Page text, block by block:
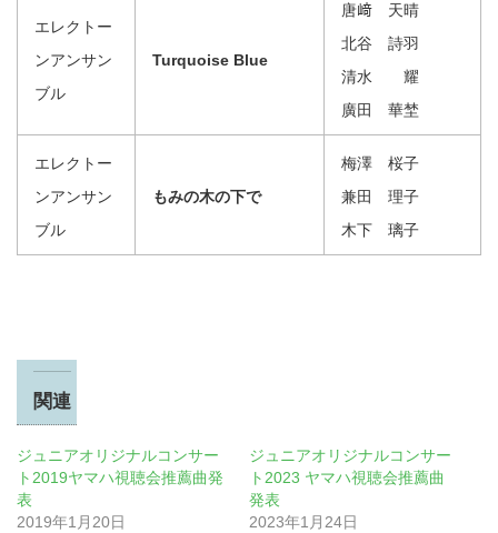
エレクトー
ンアンサン
ブル
Turquoise Blue
唐﨑 天晴
北谷 詩羽
清水 耀
廣田 華埜
エレクトー
ンアンサン
ブル
もみの木の下で
梅澤 桜子
兼田 理子
木下 璃子
関連
ジュニアオリジナルコンサー
ト2019ヤマハ視聴会推薦曲発
表
2019年1月20日
ジュニアオリジナルコンサー
ト2023 ヤマハ視聴会推薦曲
発表
2023年1月24日